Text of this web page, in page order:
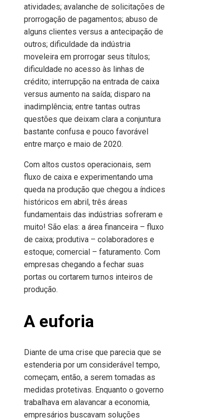
atividades; avalanche de solicitações de
prorrogação de pagamentos; abuso de
alguns clientes versus a antecipação de
outros; dificuldade da indústria
moveleira em prorrogar seus títulos;
dificuldade no acesso às linhas de
crédito; interrupção na entrada de caixa
versus aumento na saída; disparo na
inadimplência; entre tantas outras
questões que deixam clara a conjuntura
bastante confusa e pouco favorável
entre março e maio de 2020.
Com altos custos operacionais, sem
fluxo de caixa e experimentando uma
queda na produção que chegou a índices
históricos em abril, três áreas
fundamentais das indústrias sofreram e
muito! São elas: a área financeira – fluxo
de caixa; produtiva – colaboradores e
estoque; comercial – faturamento. Com
empresas chegando a fechar suas
portas ou cortarem turnos inteiros de
produção.
A euforia
Diante de uma crise que parecia que se
estenderia por um considerável tempo,
começam, então, a serem tomadas as
medidas protetivas. Enquanto o governo
trabalhava em alavancar a economia,
empresários buscavam soluções